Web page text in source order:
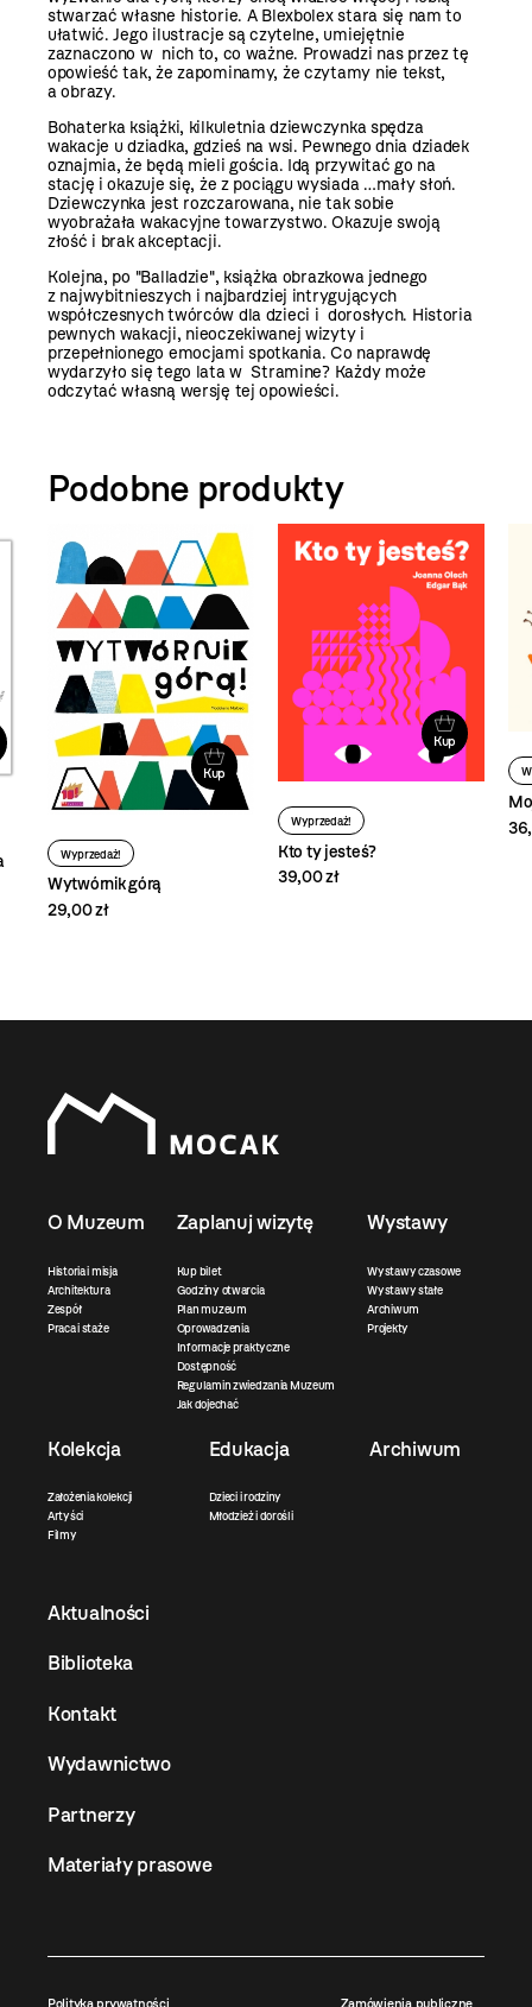
stwarzać własne historie. A Blexbolex stara się nam to
ułatwić. Jego ilustracje są czytelne, umiejętnie
zaznaczono w nich to, co ważne. Prowadzi nas przez tę
opowieść tak, że zapominamy, że czytamy nie tekst,
a obrazy.
Bohaterka książki, kilkuletnia dziewczynka spędza
wakacje u dziadka, gdzieś na wsi. Pewnego dnia dziadek
oznajmia, że będą mieli gościa. Idą przywitać go na
stację i okazuje się, że z pociągu wysiada …mały słoń.
Dziewczynka jest rozczarowana, nie tak sobie
wyobrażała wakacyjne towarzystwo. Okazuje swoją
złość i brak akceptacji.
Kolejna, po "Balladzie", książka obrazkowa jednego
z najwybitnieszych i najbardziej intrygujących
współczesnych twórców dla dzieci i dorosłych. Historia
pewnych wakacji, nieoczekiwanej wizyty i
przepełnionego emocjami spotkania. Co naprawdę
wydarzyło się tego lata w Stramine? Każdy może
odczytać własną wersję tej opowieści.
Podobne produkty
Kup
Wyprzedaż!
Wytwórnik górą
29,00 zł
Kup
Wyprzedaż!
Kto ty jesteś?
39,00 zł
O Muzeum
Historia i misja
Architektura
Zespół
Praca i staże
Zaplanuj wizytę
Kup bilet
Godziny otwarcia
Plan muzeum
Oprowadzenia
Informacje praktyczne
Dostępność
Regulamin zwiedzania Muzeum
Jak dojechać
Wystawy
Wystawy czasowe
Wystawy stałe
Archiwum
Projekty
Kolekcja
Założenia kolekcji
Artyści
Filmy
Edukacja
Dzieci i rodziny
Młodzież i dorośli
Archiwum
Aktualności
Biblioteka
Kontakt
Wydawnictwo
Partnerzy
Materiały prasowe
Polityka prywatności Zamówienia publiczne